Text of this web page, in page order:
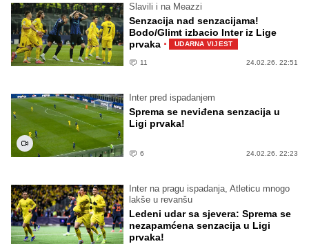
Slavili i na Meazzi
Senzacija nad senzacijama!
Bodo/Glimt izbacio Inter iz Lige
prvaka · UDARNA VIJEST
11 24.02.26. 22:51
Inter pred ispadanjem
Sprema se neviđena senzacija u
Ligi prvaka!
6 24.02.26. 22:23
Inter na pragu ispadanja, Atleticu mnogo
lakše u revanšu
Ledeni udar sa sjevera: Sprema se
nezapamćena senzacija u Ligi
prvaka!